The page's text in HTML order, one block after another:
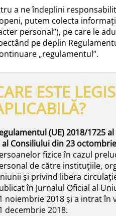
a ne îndeplini
putem colecta
personal”), pe care le
pe deplin
„regulamentul”.
ESTE
(UE) 2018/1725
al Consiliului din 23
fizice în cazul
de către instituțiile,
și privind libera
în Jurnalul Oficial al
noiembrie 2018 și a intrat în
decembrie 2018.